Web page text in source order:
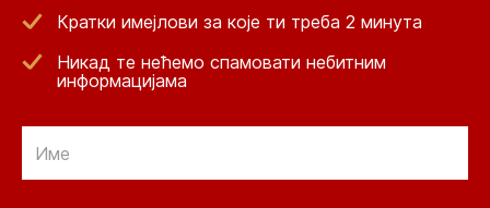
Кратки имејлови за које ти треба 2 минута
Никад те нећемо спамовати небитним
информацијама